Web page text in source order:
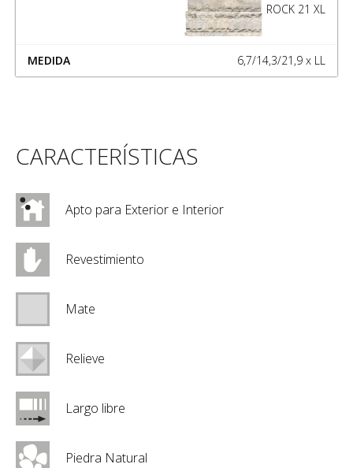
ROCK 21 XL
6,7/14,3/21,9 x LL
CARACTERÍSTICAS
Apto para Exterior e Interior
Revestimiento
Mate
Relieve
Largo libre
Piedra Natural